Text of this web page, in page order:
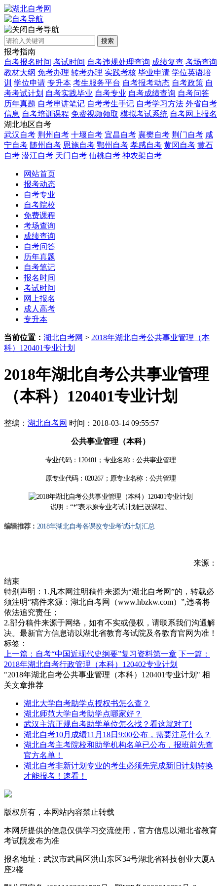
自考导航
搜索
报考指南
自考报名时间 考试时间 自考违规处理查询 成绩复查 考场查询
教材大纲 免考办理 转考办理 实践考核 毕业申请 学位英语培
训 学位申请 专升本 考生服务平台 自考报考动态 自考政策 自
考考试计划 自考实践毕业 自考专业 自考成绩查询 自考问答
历年真题 自考串讲笔记 自考考生手记 自考学习方法 外省自考
信息 自考培训课程 免费视频领取 模拟考试系统 自考网上报名
湖北地区自考
武汉自考 荆州自考 十堰自考 宜昌自考 襄樊自考 荆门自考 咸
宁自考 随州自考 恩施自考 鄂州自考 孝感自考 黄冈自考 黄石
自考 潜江自考 天门自考 仙桃自考 神农架自考
网站首页
报考动态
自考专业
自考院校
免费课程
考场查询
成绩查询
自考问答
历年真题
自考笔记
报名时间
考试时间
网上报名
成人高考
专升本
当前位置： 湖北自考网 > 2018年湖北自考公共事业管理（本
科）120401专业计划
2018年湖北自考公共事业管理
（本科）120401专业计划
整编： 湖北自考网 时间：2018-03-14 09:55:57
公共事业管理（本科）
专业代码： 120401 ；专业名称：公共事业管理
原专业代码： 020267；原专业名称：公共管理
说明：“*”表示原专业考试计划已设课程。
编辑推荐： 2018年湖北自考各课改专业考试计划汇总
来源：
结束
特别声明：1.凡本网注明稿件来源为“湖北自考网”的，转载必
须注明“稿件来源：湖北自考网（www.hbzkw.com）”,违者将
依法追究责任；
2.部分稿件来源于网络，如有不实或侵权，请联系我们沟通解
决。最新官方信息请以湖北省教育考试院及各教育官网为准！
标签：
上一篇：自考“中国近现代史纲要”复习资料第一章 下一篇：
2018年湖北自考行政管理（本科）120402专业计划
"2018年湖北自考公共事业管理（本科）120401专业计划" 相
关文章推荐
湖北大学自考助学点授权书怎么查？
湖北师范大学自考助学点哪家好？
武汉主流正规自考助学单位怎么找？看这就对了!
湖北自考10月成绩11月18日9:00公布，需要注意什么？
湖北自考主考院校和助学机构名单已公布，报班前先查
官方名单！
湖北自考非新计划专业的考生必须先完成新旧计划转换
才能报考！速看！
版权所有，本网站内容禁止转载
本网所提供的信息仅供学习交流使用，官方信息以湖北省教育
考试院发布为准
报名地址：武汉市武昌区洪山东区34号湖北省科技创业大厦A
座2楼